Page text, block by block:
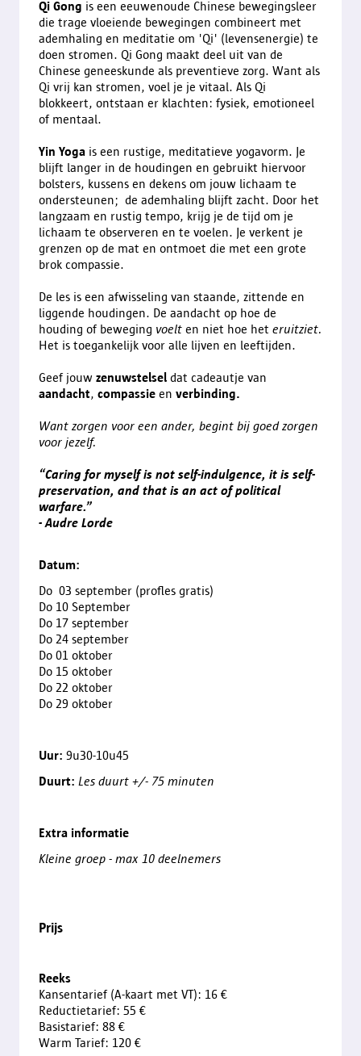
Qi Gong is een eeuwenoude Chinese bewegingsleer
die trage vloeiende bewegingen combineert met
ademhaling en meditatie om 'Qi' (levensenergie) te
doen stromen. Qi Gong maakt deel uit van de
Chinese geneeskunde als preventieve zorg. Want als
Qi vrij kan stromen, voel je je vitaal. Als Qi
blokkeert, ontstaan er klachten: fysiek, emotioneel
of mentaal.
Yin Yoga is een rustige, meditatieve yogavorm. Je
blijft langer in de houdingen en gebruikt hiervoor
bolsters, kussens en dekens om jouw lichaam te
ondersteunen; de ademhaling blijft zacht. Door het
langzaam en rustig tempo, krijg je de tijd om je
lichaam te observeren en te voelen. Je verkent je
grenzen op de mat en ontmoet die met een grote
brok compassie.
De les is een afwisseling van staande, zittende en
liggende houdingen. De aandacht op hoe de
houding of beweging voelt en niet hoe het eruitziet.
Het is toegankelijk voor alle lijven en leeftijden.
Geef jouw zenuwstelsel dat cadeautje van
aandacht, compassie en verbinding.
Want zorgen voor een ander, begint bij goed zorgen
voor jezelf.
“Caring for myself is not self-indulgence, it is self-
preservation, and that is an act of political
warfare.”
- Audre Lorde
Datum:
Do 03 september (profles gratis)
Do 10 September
Do 17 september
Do 24 september
Do 01 oktober
Do 15 oktober
Do 22 oktober
Do 29 oktober
Uur: 9u30-10u45
Duurt: Les duurt +/- 75 minuten
Extra informatie
Kleine groep - max 10 deelnemers
Prijs
Reeks
Kansentarief (A-kaart met VT): 16 €
Reductietarief: 55 €
Basistarief: 88 €
Warm Tarief: 120 €